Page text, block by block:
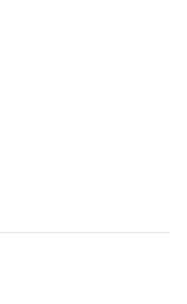
моды
моды,
с 26 сентября
Примерно
в…
на Euro